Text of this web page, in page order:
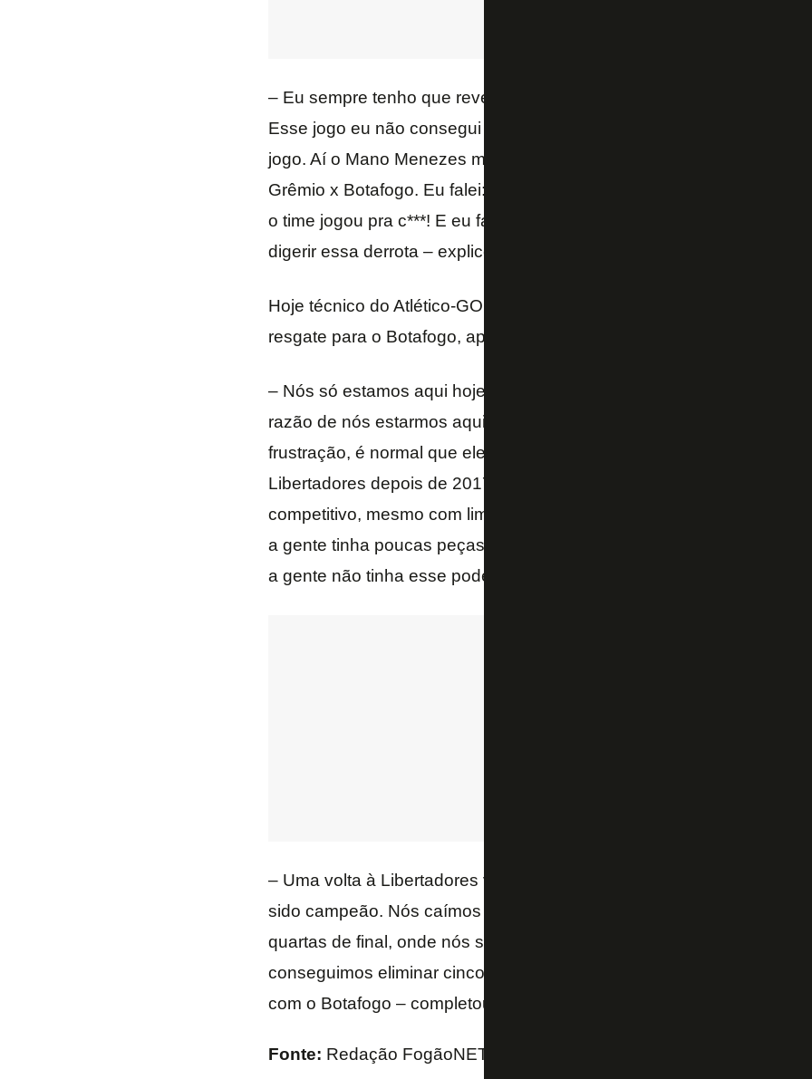
– Eu sempre tenho que rever meus jogos para fazer edição e
Esse jogo eu não consegui rever até hoje. Outro dia eu estava em
jogo. Aí o Mano Menezes me mandou a mensagem, falou que
Grêmio x Botafogo. Eu falei: ‘Pô, Mano, quer me fazer sofrer?’ Ele:
o time jogou pra c***! E eu falei: ‘Não vou ver, não’. É sofrer mais. Até
digerir essa derrota – explicou.
Hoje técnico do Atlético-GO, Jair Ventura acredita que a Libertadores
resgate para o Botafogo, após o conturbado fim de 2023.
– Nós só estamos aqui hoje por causa dos torcedores. Os
razão de nós estarmos aqui e do futebol ser essa paixão. Quando se
frustração, é normal que eles fiquem com o sentimento, com feridas.
Libertadores depois de 2017 pode trazer aquelas boas lembranças
competitivo, mesmo com limitação de elenco. Não que o nosso time
a gente tinha poucas peças de reposição. Era uma situação
a gente não tinha esse poder que hoje o Botafogo tem com o Textor
– Uma volta à Libertadores vai resgatar boas lembranças, apesar de
sido campeão. Nós caímos em pé, como a gente fala no futebol,
quartas de final, onde nós só saímos para o campeão daquela
conseguimos eliminar cinco campeões na mesma edição. Coisas
com o Botafogo – completou.
Fonte: Redação FogãoNET e ESPN